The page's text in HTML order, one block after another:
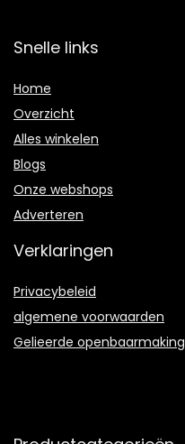
Snelle links
Home
Overzicht
Alles winkelen
Blogs
Onze webshops
Adverteren
Verklaringen
Privacybeleid
algemene voorwaarden
Gelieerde openbaarmaking